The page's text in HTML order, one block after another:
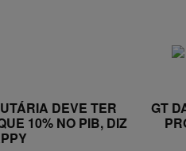
DEVE TER
10% NO PIB, DIZ
GT